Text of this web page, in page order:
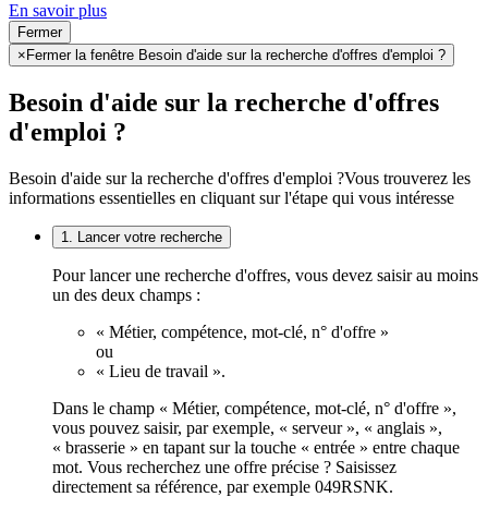
En savoir plus
Fermer
× Fermer la fenêtre Besoin d'aide sur la recherche d'offres d'emploi ?
Besoin d'aide sur la recherche d'offres
d'emploi ?
Besoin d'aide sur la recherche d'offres d'emploi ?Vous trouverez les
informations essentielles en cliquant sur l'étape qui vous intéresse
1. Lancer votre recherche
Pour lancer une recherche d'offres, vous devez saisir au moins
un des deux champs :
« Métier, compétence, mot-clé, n° d'offre »
ou
« Lieu de travail ».
Dans le champ « Métier, compétence, mot-clé, n° d'offre »,
vous pouvez saisir, par exemple, « serveur », « anglais »,
« brasserie » en tapant sur la touche « entrée » entre chaque
mot. Vous recherchez une offre précise ? Saisissez
directement sa référence, par exemple 049RSNK.